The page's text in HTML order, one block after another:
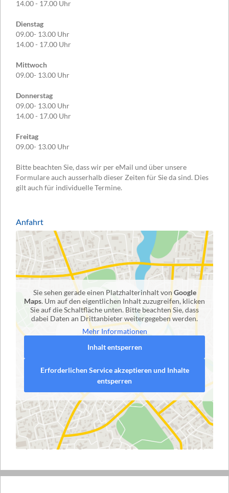
14.00 - 17.00 Uhr
Dienstag
09.00- 13.00 Uhr
14.00 - 17.00 Uhr
Mittwoch
09.00- 13.00 Uhr
Donnerstag
09.00- 13.00 Uhr
14.00 - 17.00 Uhr
Freitag
09.00- 13.00 Uhr
Bitte beachten Sie, dass wir per eMail und über unsere
Formulare auch ausserhalb dieser Zeiten für Sie da sind. Dies
gilt auch für individuelle Termine.
Anfahrt
Sie sehen gerade einen Platzhalterinhalt von Google
Maps. Um auf den eigentlichen Inhalt zuzugreifen, klicken
Sie auf die Schaltfläche unten. Bitte beachten Sie, dass
dabei Daten an Drittanbieter weitergegeben werden.
Mehr Informationen
Inhalt entsperren
Erforderlichen Service akzeptieren und Inhalte
entsperren